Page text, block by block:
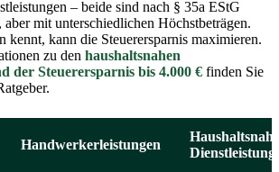
– beide sind nach § 35a EStG
mit unterschiedlichen Höchstbeträgen.
kennt, kann die Steuerersparnis maximieren.
zu den haushaltsnahen
der Steuerersparnis bis 4.000 € finden Sie
Handwerkerleistungen
Haushaltsnahe